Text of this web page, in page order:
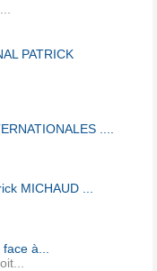
PATRICK
....
MICHAUD ...
à...